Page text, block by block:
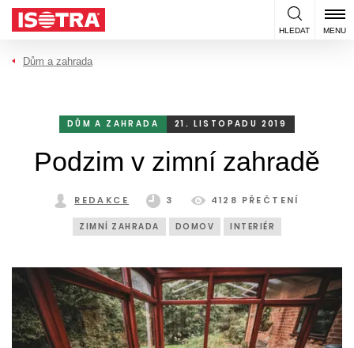
Přeskočit na obsah
HLEDAT MENU
Dům a zahrada
DŮM A ZAHRADA 21. LISTOPADU 2019
Podzim v zimní zahradě
REDAKCE 3 4128 PŘEČTENÍ
ZIMNÍ ZAHRADA DOMOV INTERIÉR